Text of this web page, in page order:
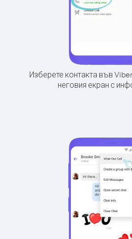
Изберете контакта във
неговия екран с